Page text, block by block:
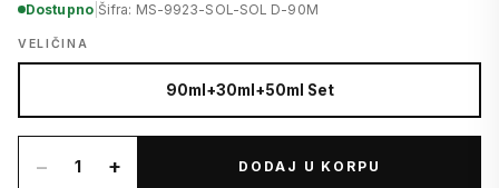
Dostupno| Šifra: MS-9923-SOL-SOL D-90M
VELIČINA
90ml+30ml+50ml Set
− 1 + DODAJ U KORPU